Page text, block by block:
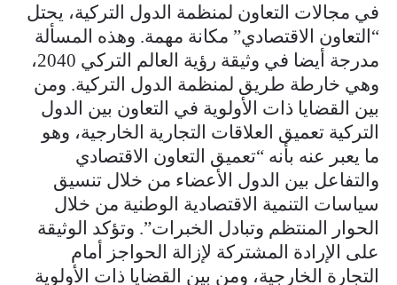
في مجالات التعاون لمنظمة الدول التركية، يحتل
“التعاون الاقتصادي” مكانة مهمة. وهذه المسألة
مدرجة أيضا في وثيقة رؤية العالم التركي 2040،
وهي خارطة طريق لمنظمة الدول التركية. ومن
بين القضايا ذات الأولوية في التعاون بين الدول
التركية تعميق العلاقات التجارية الخارجية، وهو
ما يعبر عنه بأنه “تعميق التعاون الاقتصادي
والتفاعل بين الدول الأعضاء من خلال تنسيق
سياسات التنمية الاقتصادية الوطنية من خلال
الحوار المنتظم وتبادل الخبرات”. وتؤكد الوثيقة
على الإرادة المشتركة لإزالة الحواجز أمام
التجارة الخارجية، ومن بين القضايا ذات الأولوية